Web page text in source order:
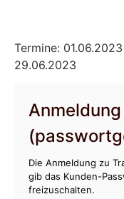
Termine:
29.06.2023
Anmeldung
Die Anmeldung zu
gib das Kunden-
freizuschalten.